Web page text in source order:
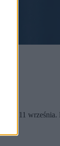
z 11 września.